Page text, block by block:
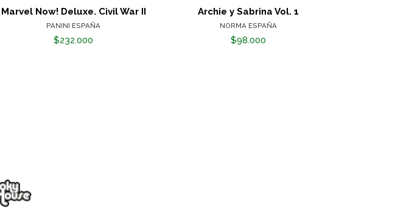
Marvel Now! Deluxe. Civil War II
PANINI ESPAÑA
$232.000
Archie y Sabrina Vol. 1
NORMA ESPAÑA
$98.000